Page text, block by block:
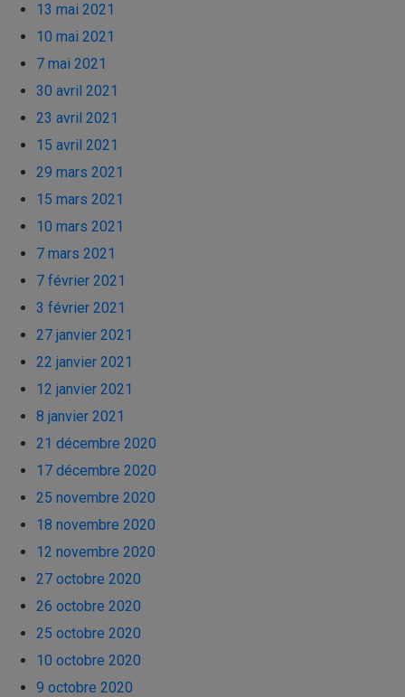
13 mai 2021
10 mai 2021
7 mai 2021
30 avril 2021
23 avril 2021
15 avril 2021
29 mars 2021
15 mars 2021
10 mars 2021
7 mars 2021
7 février 2021
3 février 2021
27 janvier 2021
22 janvier 2021
12 janvier 2021
8 janvier 2021
21 décembre 2020
17 décembre 2020
25 novembre 2020
18 novembre 2020
12 novembre 2020
27 octobre 2020
26 octobre 2020
25 octobre 2020
10 octobre 2020
9 octobre 2020